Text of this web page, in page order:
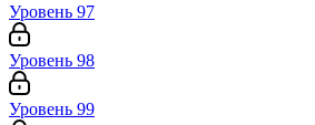
Уровень 97
Уровень 98
Уровень 99